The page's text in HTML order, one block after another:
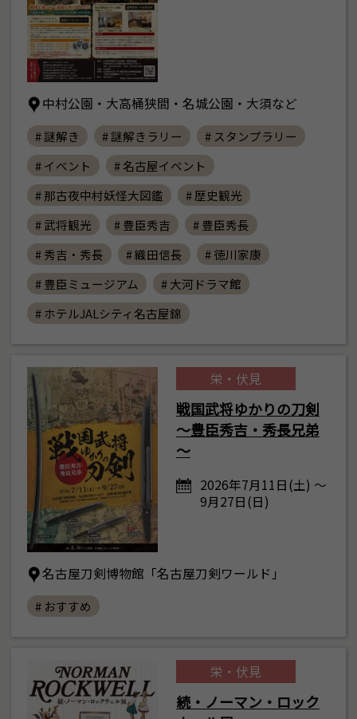
中村公園・大高桶狭間・名城公園・大須など
# 謎解き # 謎解きラリー
# スタンプラリー
# イベント
# 名古屋イベント
# 那古夜中村妖怪大図鑑
# 歴史観光
# 武将観光
# 豊臣秀吉
# 豊臣秀長
# 秀吉・秀長
# 織田信長
# 徳川家康
# 豊臣ミュージアム
# 大河ドラマ館
# ホテルJALシティ名古屋錦
栄・伏見
戦国武将ゆかりの刀剣
～豊臣秀吉・秀長兄弟
～
2026年7月11日(土) ～
9月27日(日)
名古屋刀剣博物館「名古屋刀剣ワールド」
# おすすめ
栄・伏見
続・ノーマン・ロック